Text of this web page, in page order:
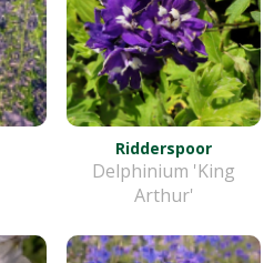
Ridderspoor
Delphinium 'King
Arthur'